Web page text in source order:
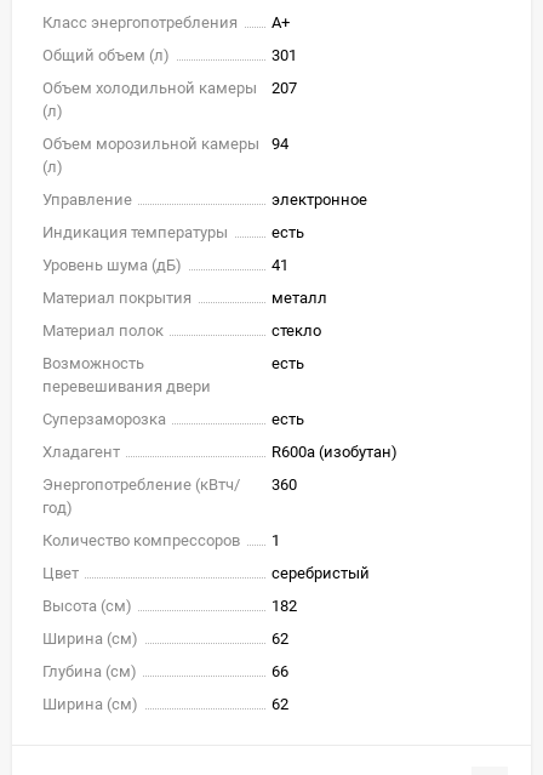
Класс энергопотребления
A+
Общий объем (л)
301
Объем холодильной камеры
(л)
207
Объем морозильной камеры
(л)
94
Управление
электронное
Индикация температуры
есть
Уровень шума (дБ)
41
Материал покрытия
металл
Материал полок
стекло
Возможность
перевешивания двери
есть
Суперзаморозка
есть
Хладагент
R600a (изобутан)
Энергопотребление (кВтч/
год)
360
Количество компрессоров
1
Цвет
серебристый
Высота (см)
182
Ширина (см)
62
Глубина (см)
66
Ширина (см)
62